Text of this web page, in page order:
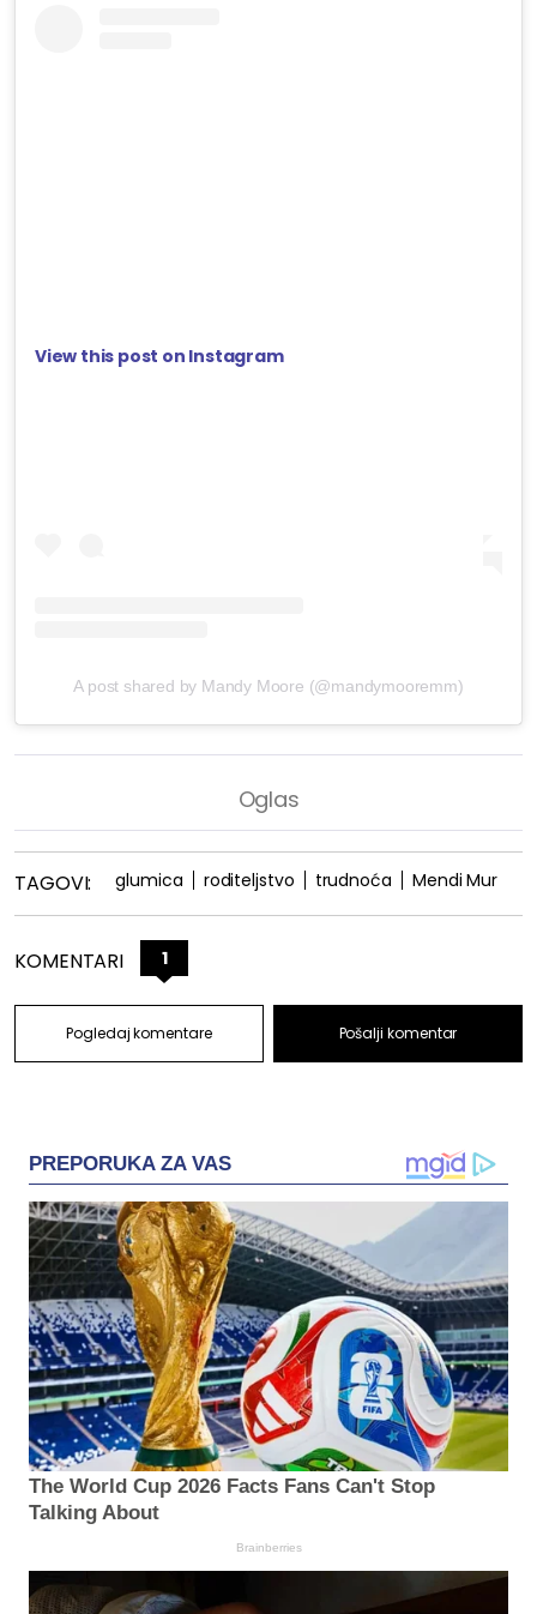
View this post on Instagram
A post shared by Mandy Moore (@mandymooremm)
TAGOVI: glumica roditeljstvo trudnoća Mendi Mur
KOMENTARI 1
Pogledaj komentare Pošalji komentar
PREPORUKA ZA VAS
The World Cup 2026 Facts Fans Can't Stop
Talking About
Brainberries